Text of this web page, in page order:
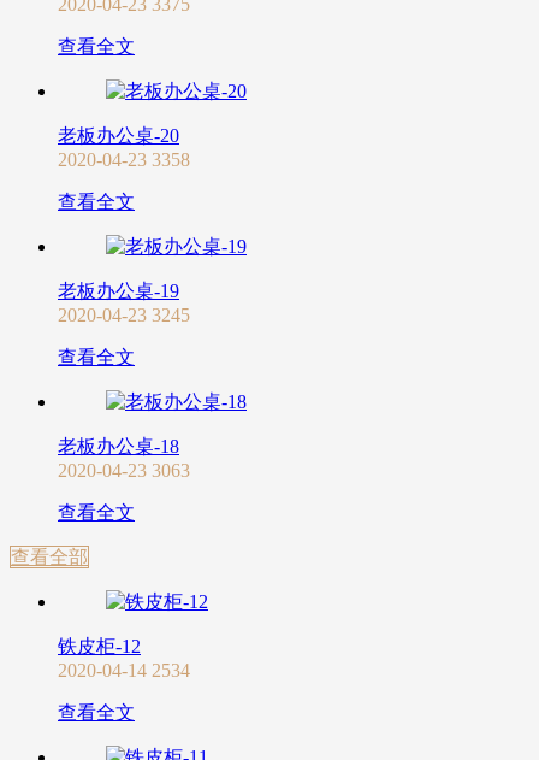
查看全文
老板办公桌-20
2020-04-23 3358
查看全文
老板办公桌-19
2020-04-23 3245
查看全文
老板办公桌-18
2020-04-23 3063
查看全文
查看全部
铁皮柜-12
2020-04-14 2534
查看全文